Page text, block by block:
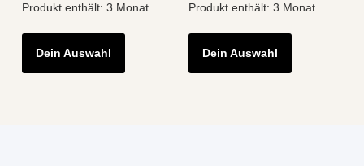
Produkt enthält: 3 Monat
Dein Auswahl
Produkt enthält: 3 Monat
Dein Auswahl